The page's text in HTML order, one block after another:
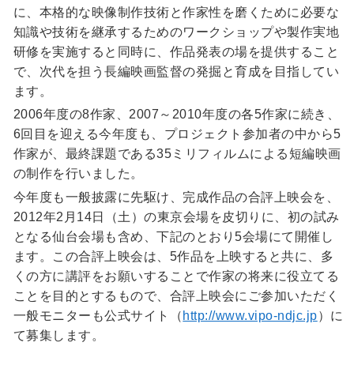
に、本格的な映像制作技術と作家性を磨くために必要な
知識や技術を継承するためのワークショップや製作実地
研修を実施すると同時に、作品発表の場を提供すること
で、次代を担う長編映画監督の発掘と育成を目指してい
ます。
2006年度の8作家、2007～2010年度の各5作家に続き、
6回目を迎える今年度も、プロジェクト参加者の中から5
作家が、最終課題である35ミリフィルムによる短編映画
の制作を行いました。
今年度も一般披露に先駆け、完成作品の合評上映会を、
2012年2月14日（土）の東京会場を皮切りに、初の試み
となる仙台会場も含め、下記のとおり5会場にて開催し
ます。この合評上映会は、5作品を上映すると共に、多
くの方に講評をお願いすることで作家の将来に役立てる
ことを目的とするもので、合評上映会にご参加いただく
一般モニターも公式サイト（ http://www.vipo-ndjc.jp）に
て募集します。